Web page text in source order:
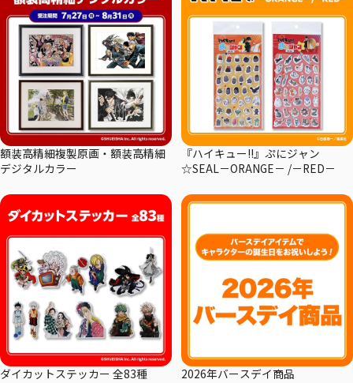
額装高精細複製原画・額装高精細
デジタルカラー
『ハイキュー!!』ぷにジャン
☆SEAL－ORANGE－ /－RED－
ダイカットステッカー 全83種 2026年バースデイ商品